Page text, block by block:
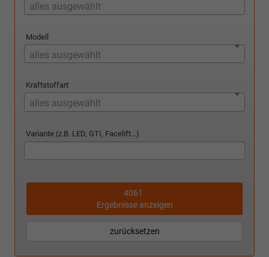
alles ausgewählt
Modell
alles ausgewählt
Kraftstoffart
alles ausgewählt
Variante (z.B. LED, GTI, Facelift...)
4061
Ergebnisse anzeigen
zurücksetzen